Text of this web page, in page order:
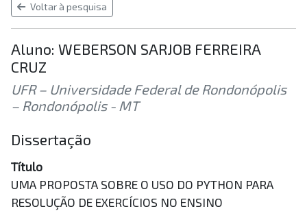
Voltar à pesquisa
Aluno: WEBERSON SARJOB FERREIRA
CRUZ
UFR – Universidade Federal de Rondonópolis
– Rondonópolis - MT
Dissertação
Título
UMA PROPOSTA SOBRE O USO DO PYTHON PARA
RESOLUÇÃO DE EXERCÍCIOS NO ENSINO